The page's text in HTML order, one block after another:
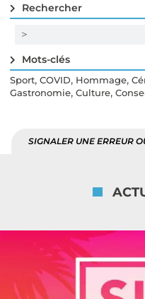
Rechercher
Mots-clés
Sport, COVID, Hommage,
Gastronomie, Culture,
SIGNALER UNE ERREUR